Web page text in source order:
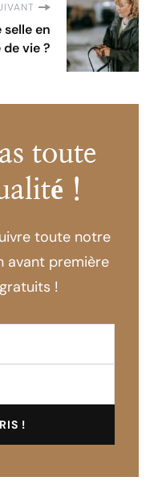
en
vie ?
toute
!
toute notre
avant première
!